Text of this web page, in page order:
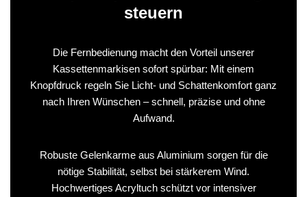
steuern
Die Fernbedienung macht den Vorteil unserer
Kassettenmarkisen sofort spürbar: Mit einem
Knopfdruck regeln Sie Licht- und Schattenkomfort ganz
nach Ihren Wünschen – schnell, präzise und ohne
Aufwand.
Robuste Gelenkarme aus Aluminium sorgen für die
nötige Stabilität, selbst bei stärkerem Wind.
Hochwertiges Acryltuch schützt vor intensiver